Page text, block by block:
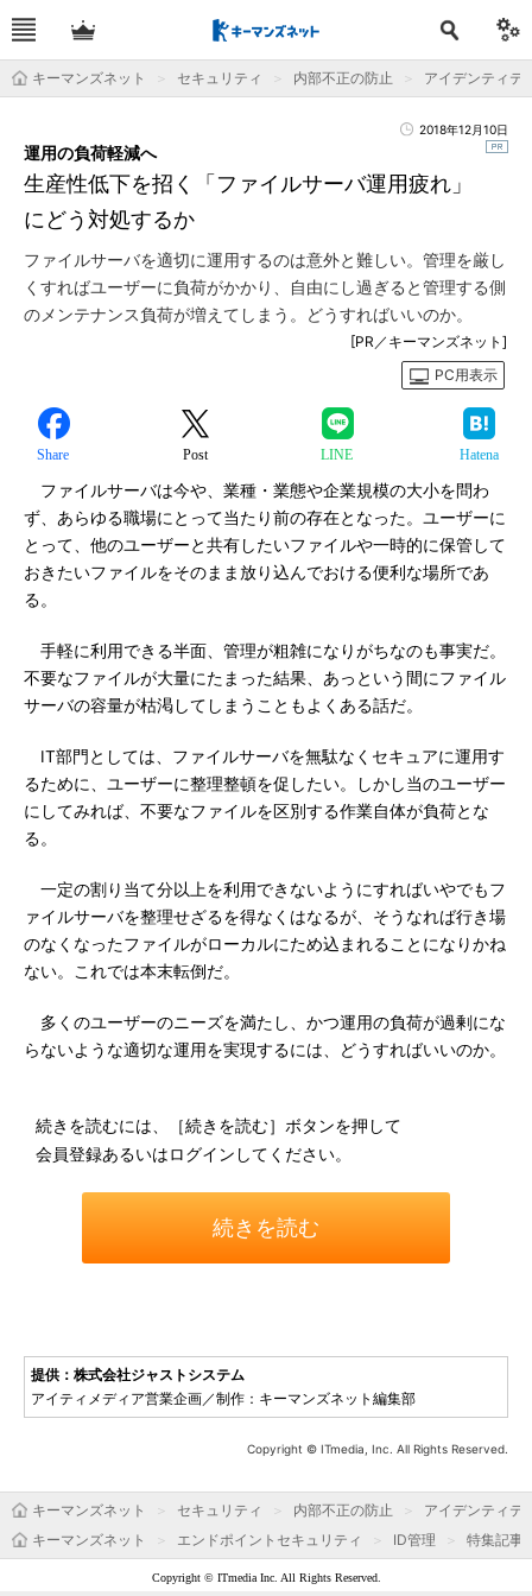
キーマンズネット セキュリティ 内部不正の防止 アイデンティテ
2018年12月10日
生産性低下を招く「ファイルサーバ運用疲れ」
にどう対処するか
運用の負荷軽減へ
ファイルサーバを適切に運用するのは意外と難しい。管理を厳し
くすればユーザーに負荷がかかり、自由にし過ぎると管理する側
のメンテナンス負荷が増えてしまう。どうすればいいのか。
[PR／キーマンズネット]
PC用表示
Share Post LINE Hatena
ファイルサーバは今や、業種・業態や企業規模の大小を問わ
ず、あらゆる職場にとって当たり前の存在となった。ユーザーに
とって、他のユーザーと共有したいファイルや一時的に保管して
おきたいファイルをそのまま放り込んでおける便利な場所であ
る。
手軽に利用できる半面、管理が粗雑になりがちなのも事実だ。
不要なファイルが大量にたまった結果、あっという間にファイル
サーバの容量が枯渇してしまうこともよくある話だ。
IT部門としては、ファイルサーバを無駄なくセキュアに運用す
るために、ユーザーに整理整頓を促したい。しかし当のユーザー
にしてみれば、不要なファイルを区別する作業自体が負荷とな
る。
一定の割り当て分以上を利用できないようにすればいやでもフ
ァイルサーバを整理せざるを得なくはなるが、そうなれば行き場
のなくなったファイルがローカルにため込まれることになりかね
ない。これでは本末転倒だ。
多くのユーザーのニーズを満たし、かつ運用の負荷が過剰にな
らないような適切な運用を実現するには、どうすればいいのか。
続きを読むには、［続きを読む］ボタンを押して
会員登録あるいはログインしてください。
続きを読む
提供：株式会社ジャストシステム
アイティメディア営業企画／制作：キーマンズネット編集部
Copyright © ITmedia, Inc. All Rights Reserved.
キーマンズネット セキュリティ 内部不正の防止
アイデンティテ
キーマンズネット
エンドポイントセキュリティ ID管理 特集記事
Copyright © ITmedia Inc. All Rights Reserved.